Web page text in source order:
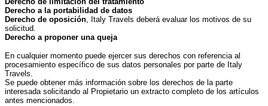
Derecho a la portabilidad de datos
Derecho de oposición, Italy Travels deberá evaluar los motivos de su
solicitud.
Derecho a proponer una queja
En cualquier momento puede ejercer sus derechos con referencia al
procesamiento específico de sus datos personales por parte de Italy
Travels.
Se puede obtener más información sobre los derechos de la parte
interesada solicitando al Propietario un extracto completo de los artículos
antes mencionados.